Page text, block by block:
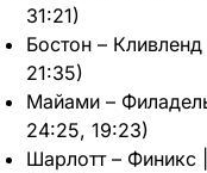
31:21)
Бостон –
21:35)
Майами –
24:25, 19:23)
Шарлотт – Финикс